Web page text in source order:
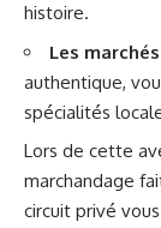
histoire.
Les
authentique,
spécialités
Lors de cette
marchandage
circuit privé